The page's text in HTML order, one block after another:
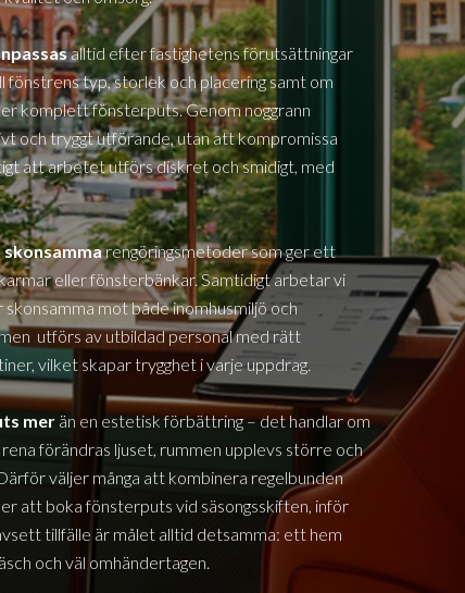
alltid efter fastighetens förutsättningar
fönstrens typ, storlek och placering samt om
komplett fönsterputs. Genom noggrann
och tryggt utförande, utan att kompromissa
att arbetet utförs diskret och smidigt, med
rengöringsmetoder som ger ett
eller fönsterbänkar. Samtidigt arbetar vi
mot både inomhusmiljö och
utförs av utbildad personal med rätt
vilket skapar trygghet i varje uppdrag.
mer än en estetisk förbättring – det handlar om
förändras ljuset, rummen upplevs större och
väljer många att kombinera regelbunden
att boka fönsterputs vid säsongsskiften, inför
tillfälle är målet alltid detsamma: ett hem
och väl omhändertagen.